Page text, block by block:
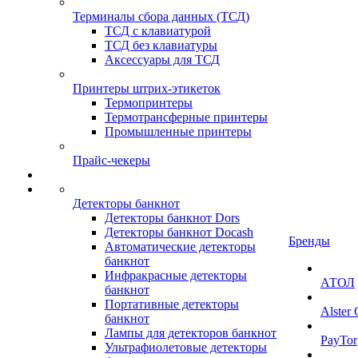
Терминалы сбора данных (ТСД)
ТСД с клавиатурой
ТСД без клавиатуры
Аксессуары для ТСД
Принтеры штрих-этикеток
Термопринтеры
Термотрансферные принтеры
Промышленные принтеры
Прайс-чекеры
Детекторы банкнот
Детекторы банкнот Dors
Детекторы банкнот Docash
Автоматические детекторы
банкнот
Инфракрасные детекторы
банкнот
Портативные детекторы
банкнот
Лампы для детекторов банкнот
Ультрафиолетовые детекторы
Бренды
АТОЛ
Alster
PayTor